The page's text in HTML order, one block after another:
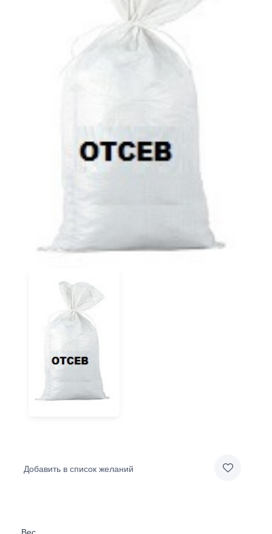
Добавить в список желаний